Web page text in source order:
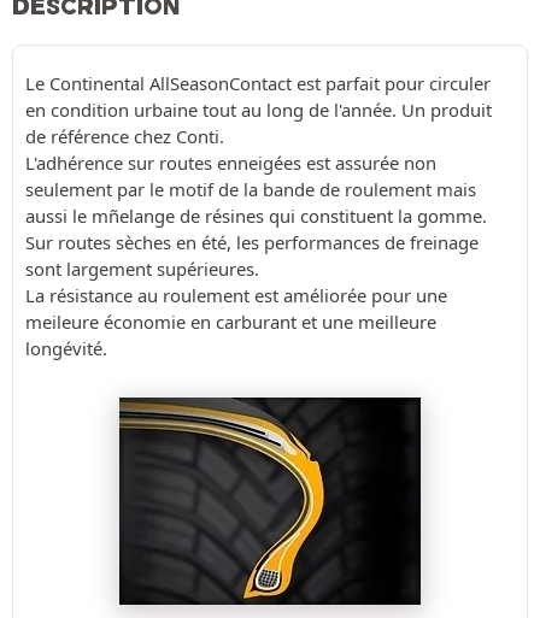
Le Continental AllSeasonContact est parfait pour circuler
en condition urbaine tout au long de l'année. Un produit
de référence chez Conti.
L'adhérence sur routes enneigées est assurée non
seulement par le motif de la bande de roulement mais
aussi le mñelange de résines qui constituent la gomme.
Sur routes sèches en été, les performances de freinage
sont largement supérieures.
La résistance au roulement est améliorée pour une
meileure économie en carburant et une meilleure
longévité.